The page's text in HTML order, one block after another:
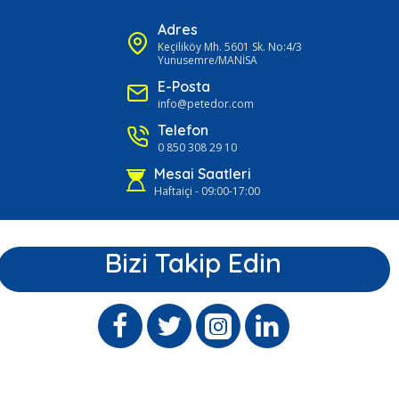
Adres
Keçiliköy Mh. 5601 Sk. No:4/3
Yunusemre/MANİSA
E-Posta
info@petedor.com
Telefon
0 850 308 29 10
Mesai Saatleri
Haftaiçi - 09:00-17:00
Bizi Takip Edin